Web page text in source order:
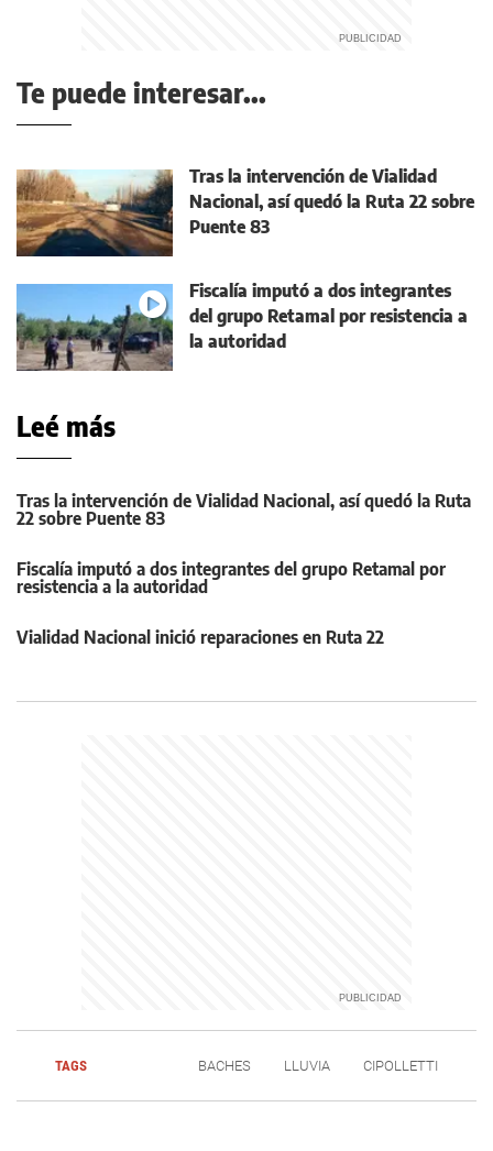
Te puede interesar...
Tras la intervención de Vialidad
Nacional, así quedó la Ruta 22 sobre
Puente 83
Fiscalía imputó a dos integrantes
del grupo Retamal por resistencia a
la autoridad
Leé más
Tras la intervención de Vialidad Nacional, así quedó la Ruta
22 sobre Puente 83
Fiscalía imputó a dos integrantes del grupo Retamal por
resistencia a la autoridad
Vialidad Nacional inició reparaciones en Ruta 22
TAGS BACHES LLUVIA CIPOLLETTI